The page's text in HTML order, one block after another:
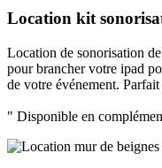
Location kit
Location de sonorisation
pour brancher votre ipad
de votre événement.
" Disponible en